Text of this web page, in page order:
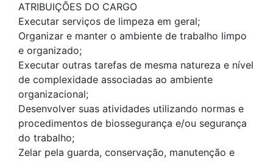
ATRIBUIÇÕES DO CARGO
Executar serviços de limpeza em geral;
Organizar e manter o ambiente de trabalho limpo
e organizado;
Executar outras tarefas de mesma natureza e nível
de complexidade associadas ao ambiente
organizacional;
Desenvolver suas atividades utilizando normas e
procedimentos de biossegurança e/ou segurança
do trabalho;
Zelar pela guarda, conservação, manutenção e